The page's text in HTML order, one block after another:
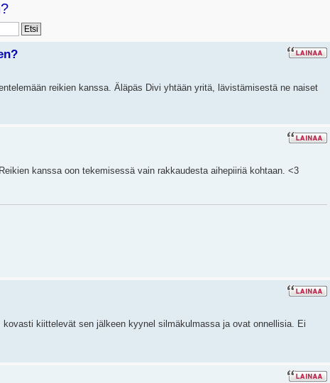
reikien kanssa. Äläpäs Divi yhtään yritä, lävistämisestä ne naiset
kanssa oon tekemisessä vain rakkaudesta aihepiiriä kohtaan. <3
kiittelevät sen jälkeen kyynel silmäkulmassa ja ovat onnellisia. Ei